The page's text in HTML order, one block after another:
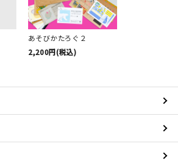
あそびかたろぐ２
2,200円(税込)